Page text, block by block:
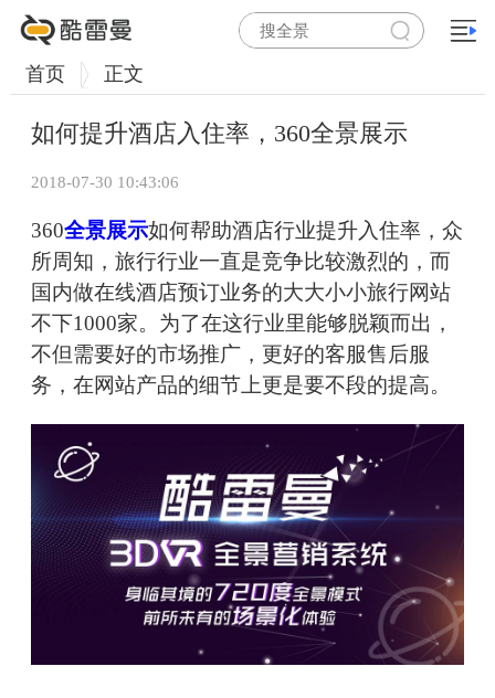
首页 正文
如何提升酒店入住率，360全景展示
2018-07-30 10:43:06
360全景展示如何帮助酒店行业提升入住率，众
所周知，旅行行业一直是竞争比较激烈的，而
国内做在线酒店预订业务的大大小小旅行网站
不下1000家。为了在这行业里能够脱颖而出，
不但需要好的市场推广，更好的客服售后服
务，在网站产品的细节上更是要不段的提高。